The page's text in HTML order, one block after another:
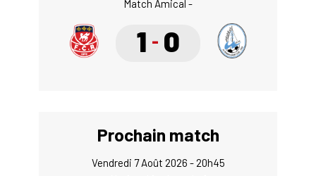
Match Amical -
1 - 0
Prochain match
Vendredi 7 Août 2026 - 20h45